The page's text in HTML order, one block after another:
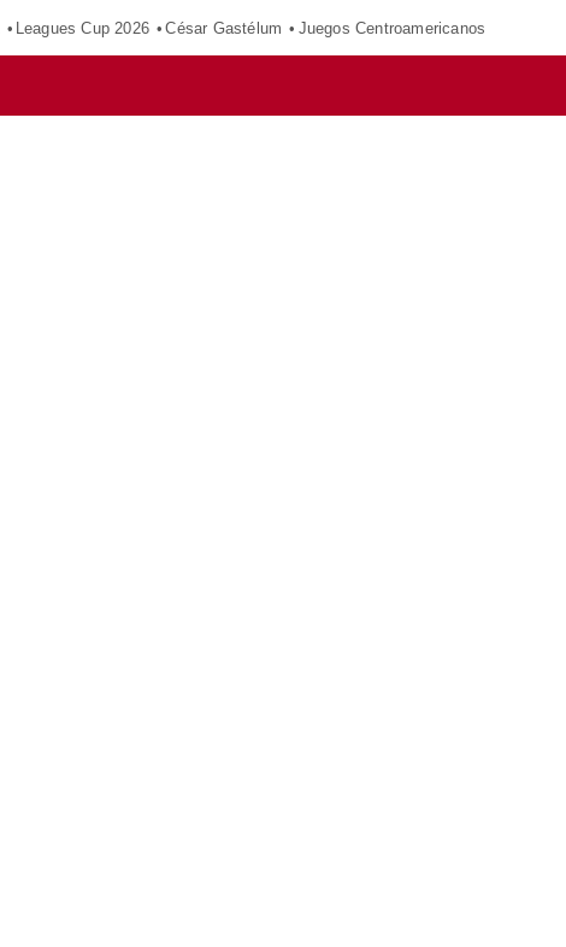
Leagues Cup 2026 César Gastélum Juegos Centroamericanos